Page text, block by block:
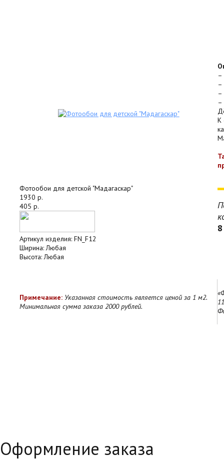
Фотообои для детской "Мадагаскар"
1930 р.
405 р.
Артикул изделия:FN_F12
Ширина:Любая
Высота:Любая
–
–
–
–
К
Примечание: Указанная стоимость является ценой за 1 м2.
Минимальная сумма заказа 2000 рублей.
Оформление заказа